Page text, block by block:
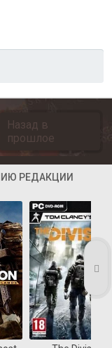
Назад в
прошлое
РЕДАКЦИИ